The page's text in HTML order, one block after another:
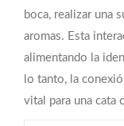
boca, realizar una
aromas. Esta
alimentando la
lo tanto, la
vital para una cata